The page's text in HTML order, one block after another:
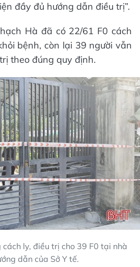
đầy đủ hướng dẫn điều trị”.
Hà đã có 22/61 F0 cách
bệnh, còn lại 39 người vẫn
theo đúng quy định.
ly, điều trị cho 39 F0 tại nhà
dẫn của Sở Y tế.